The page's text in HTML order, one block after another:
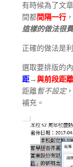
有時候為了文
間都間隔一行
這樣的做法很
正確的做法是
選取要排版的
距→與前段距離
距離暫不設定
補充。